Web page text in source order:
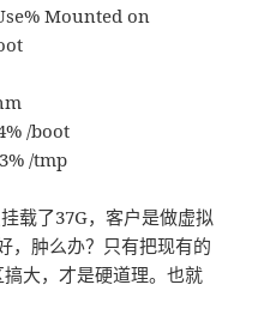
Mounted on
/boot
/tmp
载了37G，客户是做虚拟
，肿么办？只有把现有的
大，才是硬道理。也就